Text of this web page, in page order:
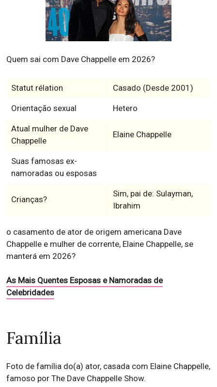
Quem sai com Dave Chappelle em 2026?
Statut rélation Casado (Desde 2001)
Orientação sexual Hetero
Atual mulher de Dave
Chappelle
Elaine Chappelle
Suas famosas ex-
namoradas ou esposas
Crianças?
Sim, pai de: Sulayman,
Ibrahim
o casamento de ator de origem americana Dave
Chappelle e mulher de corrente, Elaine Chappelle, se
manterá em 2026?
As Mais Quentes Esposas e Namoradas de
Celebridades
Família
Foto de família do(a) ator, casada com Elaine Chappelle,
famoso por The Dave Chappelle Show.